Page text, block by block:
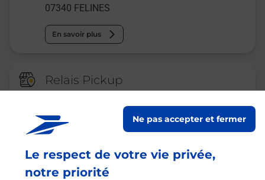
Le respect de votre vie privée,
notre priorité
Ne pas accepter et fermer
07340 FELINES
En savoir plus
Relais Pickup
CONSIGNE STATION TOTAL
jusqu'à 23h59
52 ROUTE DE LA REMISE
07340 FELINES